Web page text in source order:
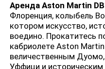
Аренда Aston Martin
Флоренция, колыбель
котором искусство,
воедино. Прокатитесь
кабриолете Aston
величественным
Уффици и